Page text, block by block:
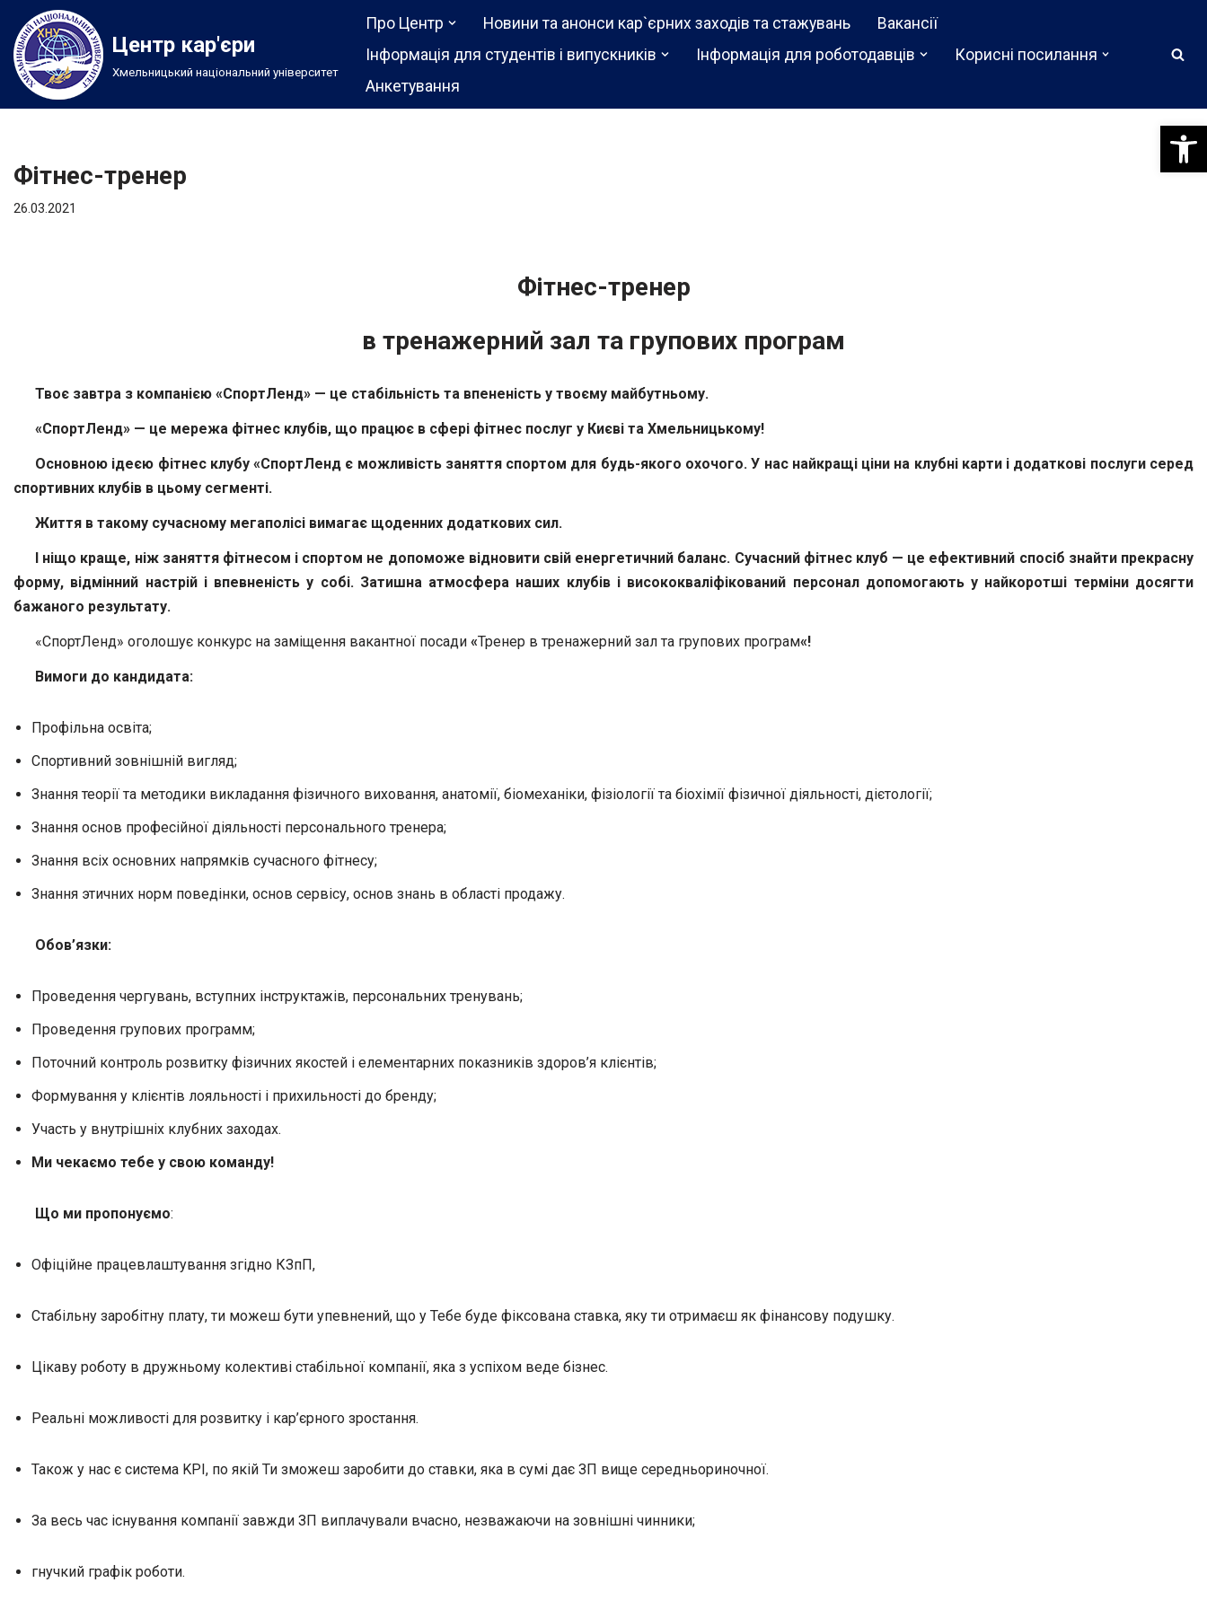
Перейти
до
вмісту
Центр кар'єри
Хмельницький національний університет
Про Центр Новини та анонси кар`єрних заходів та стажувань
Вакансії
Інформація для студентів і випускників
Інформація для роботодавців
Корисні посилання
Анкетування
Фітнес-тренер
26.03.2021
Фітнес-тренер
в тренажерний зал та групових програм
Твоє завтра з компанією «СпортЛенд» — це стабільність та впененість у твоєму майбутньому.
«СпортЛенд» — це мережа фітнес клубів, що працює в сфері фітнес послуг у Києві та Хмельницькому!
Основною ідеєю фітнес клубу «СпортЛенд є можливість заняття спортом для будь-якого охочого. У нас найкращі ціни на клубні карти і додаткові послуги серед
спортивних клубів в цьому сегменті.
Життя в такому сучасному мегаполісі вимагає щоденних додаткових сил.
І ніщо краще, ніж заняття фітнесом і спортом не допоможе відновити свій енергетичний баланс. Сучасний фітнес клуб — це ефективний спосіб знайти прекрасну
форму, відмінний настрій і впевненість у собі. Затишна атмосфера наших клубів і висококваліфікований персонал допомогають у найкоротші терміни досягти
бажаного результату.
«СпортЛенд» оголошує конкурс на заміщення вакантної посади «Тренер в тренажерний зал та групових програм«!
Вимоги до кандидата:
Профільна освіта;
Спортивний зовнішній вигляд;
Знання теорії та методики викладання фізичного виховання, анатомії, біомеханіки, фізіології та біохімії фізичної діяльності, дієтології;
Знання основ професійної діяльності персонального тренера;
Знання всіх основних напрямків сучасного фітнесу;
Знання этичних норм поведінки, основ сервісу, основ знань в області продажу.
Обов’язки:
Проведення чергувань, вступних інструктажів, персональних тренувань;
Проведення групових программ;
Поточний контроль розвитку фізичних якостей і елементарних показників здоров’я клієнтів;
Формування у клієнтів лояльності і прихильності до бренду;
Участь у внутрішніх клубних заходах.
Ми чекаємо тебе у свою команду!
Що ми пропонуємо:
Офіційне працевлаштування згідно КЗпП,
Стабільну заробітну плату, ти можеш бути упевнений, що у Тебе буде фіксована ставка, яку ти отримаєш як фінансову подушку.
Цікаву роботу в дружньому колективі стабільної компанії, яка з успіхом веде бізнес.
Реальні можливості для розвитку і кар’єрного зростання.
Також у нас є система KPI, по якій Ти зможеш заробити до ставки, яка в сумі дає ЗП вище середньориночної.
За весь час існування компанії завжди ЗП виплачували вчасно, незважаючи на зовнішні чинники;
гнучкий графік роботи.